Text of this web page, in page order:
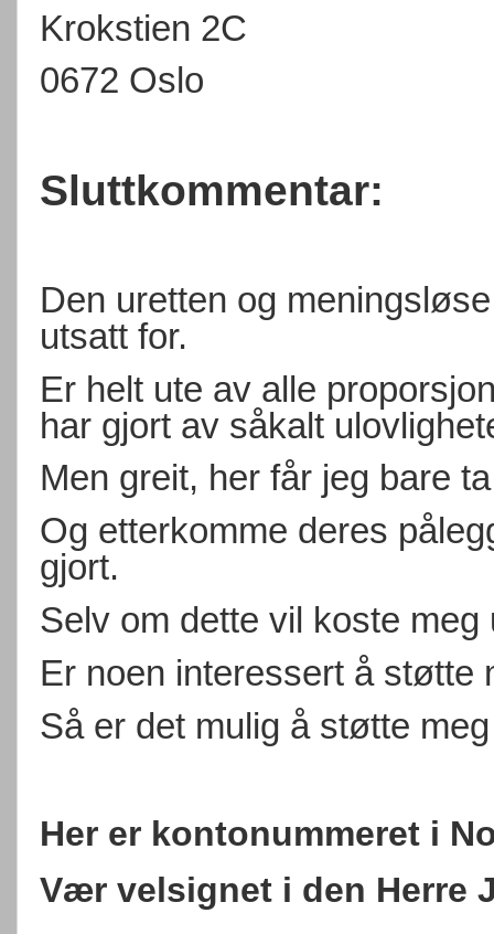
Krokstien 2C
0672 Oslo
Sluttkommentar:
Den uretten og
utsatt for.
Er helt ute av alle
har gjort av såkalt
Men greit, her får jeg bare
Og etterkomme deres
gjort.
Selv om dette vil koste meg
Er noen interessert å støtte
Så er det mulig å støtte
Her er kontonummeret i
Vær velsignet i den Herre